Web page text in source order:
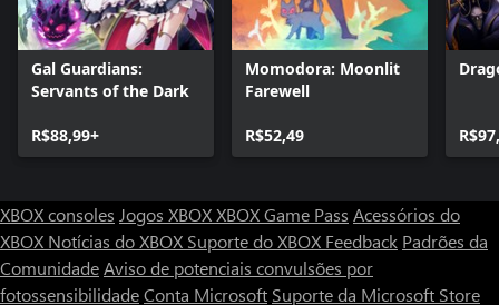
Gal Guardians:
Servants of the Dark
R$88,99+
Momodora: Moonlit
Farewell
R$52,49
XBOX consoles Jogos XBOXXBOX Game Pass Acessórios do
XBOX Notícias do XBOX Suporte do XBOX Feedback Padrões da
ComunidadeAviso de potenciais convulsões por
fotossensibilidadeConta Microsoft Suporte da Microsoft Store